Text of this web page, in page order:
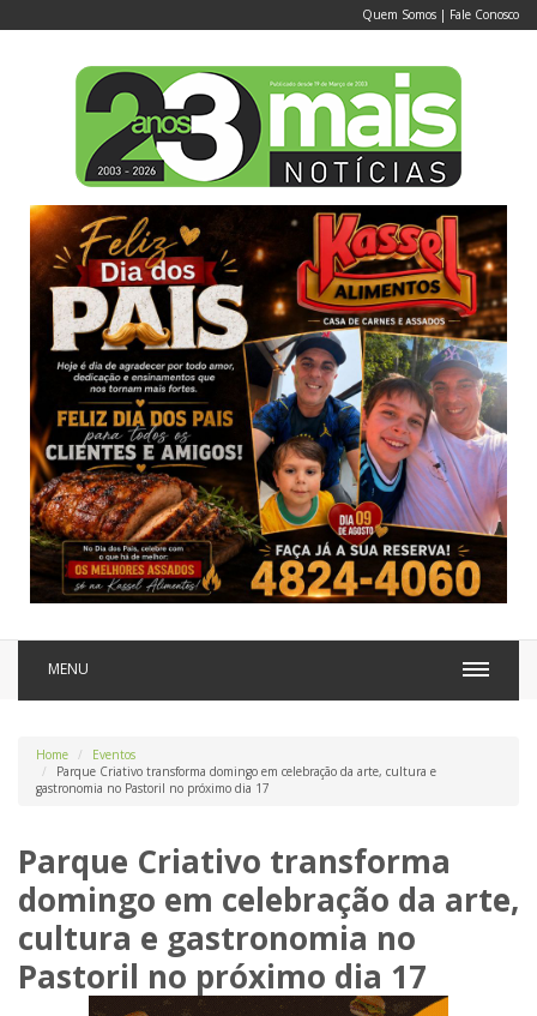
Quem Somos | Fale Conosco
MENU
Home
Eventos
Parque Criativo transforma domingo em celebração da arte, cultura e
gastronomia no Pastoril no próximo dia 17
Parque Criativo transforma
domingo em celebração da arte,
cultura e gastronomia no
Pastoril no próximo dia 17